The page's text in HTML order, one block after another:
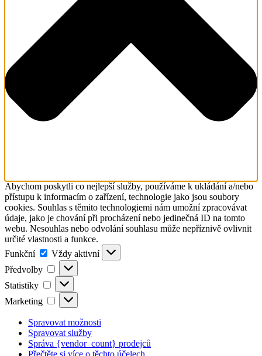
Abychom poskytli co nejlepší služby, používáme k ukládání a/nebo
přístupu k informacím o zařízení, technologie jako jsou soubory
cookies. Souhlas s těmito technologiemi nám umožní zpracovávat
údaje, jako je chování při procházení nebo jedinečná ID na tomto
webu. Nesouhlas nebo odvolání souhlasu může nepříznivě ovlivnit
určité vlastnosti a funkce.
Funkční
Funkční
Vždy aktivní
Předvolby
Předvolby
Statistiky Statistiky
Marketing Marketing
Spravovat možnosti
Spravovat služby
Správa {vendor_count} prodejců